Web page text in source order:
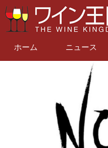
ホーム ニュース